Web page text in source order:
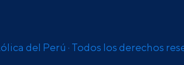
del Perú · Todos los derechos